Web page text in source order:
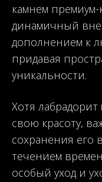
камнем премиум-
динамичный
дополнением к
придавая
уникальности.
Хотя
свою красоту,
сохранения его
течением
особый уход и